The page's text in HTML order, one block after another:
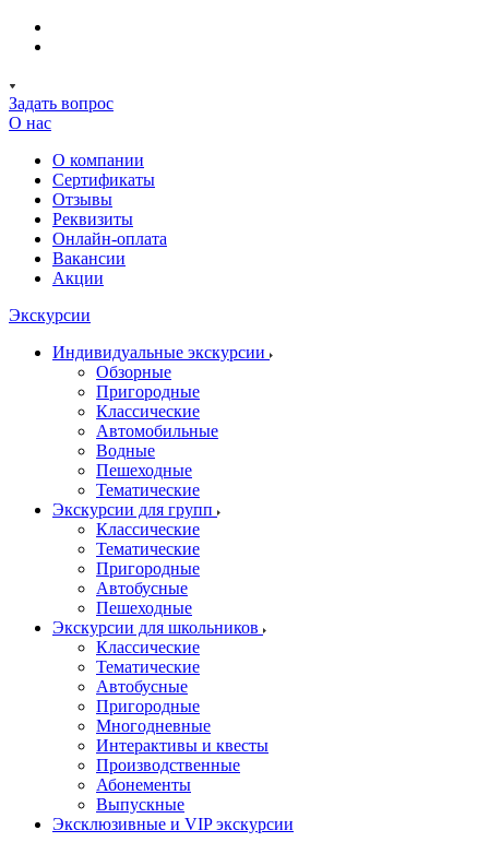
Задать вопрос
О нас
О компании
Сертификаты
Отзывы
Реквизиты
Онлайн-оплата
Вакансии
Акции
Экскурсии
Индивидуальные экскурсии
Обзорные
Пригородные
Классические
Автомобильные
Водные
Пешеходные
Тематические
Экскурсии для групп
Классические
Тематические
Пригородные
Автобусные
Пешеходные
Экскурсии для школьников
Классические
Тематические
Автобусные
Пригородные
Многодневные
Интерактивы и квесты
Производственные
Абонементы
Выпускные
Эксклюзивные и VIP экскурсии